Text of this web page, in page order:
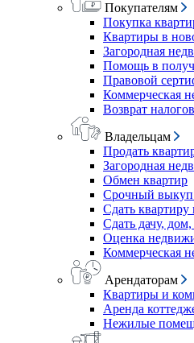
Покупателям
Покупка
Квартиры в
Загородная
Помощь в
Правовой
Коммерческая
Возврат налогов
Владельцам
Продать
Загородная
Обмен квартир
Срочный выкуп
Сдать
Сдать дачу,
Оценка
Коммерческая
Арендаторам
Квартиры и
Аренда
Нежилые